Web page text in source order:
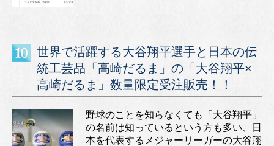
世界で活躍する大谷翔平選手と日本の伝
統工芸品「高崎だるま」の「大谷翔平×
高崎だるま」数量限定受注販売！！
野球のことを知らなくても「大谷翔平」
の名前は知っているという方も多い、日
本を代表するメジャーリーガーの大谷翔